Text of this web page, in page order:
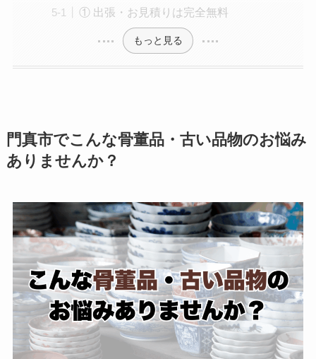
① 出張・お見積りは完全無料
もっと見る
門真市でこんな骨董品・古い品物のお悩み
ありませんか？